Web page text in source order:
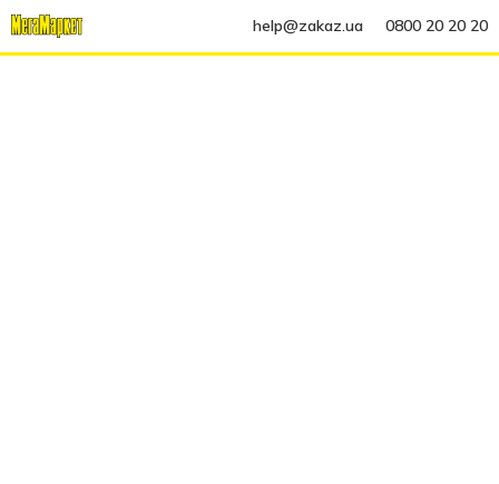
help@zakaz.ua 0800 20 20 20